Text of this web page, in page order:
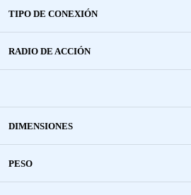
TIPO DE CONEXIÓN
RADIO DE ACCIÓN
DIMENSIONES
PESO